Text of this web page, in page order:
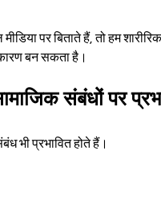
पर बिताते हैं, तो हम
बन सकता है।
संबंधों पर
भी प्रभावित होते हैं।